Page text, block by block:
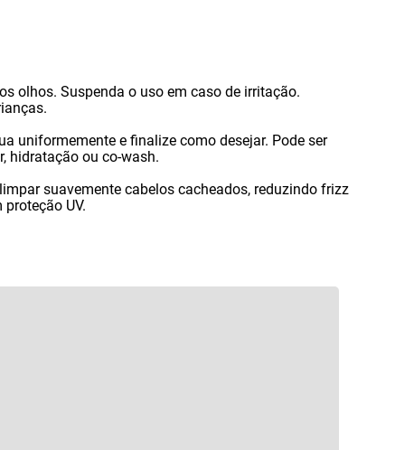
olhos. Suspenda o uso em caso de irritação.
uniformemente e finalize como desejar. Pode ser
, hidratação ou co-wash.
suavemente cabelos cacheados, reduzindo frizz
UV.